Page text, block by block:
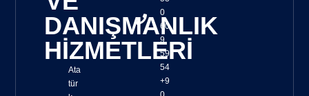
DANIŞMANLIK
HİZMETLERİ
Ata
tür
0
60
9
59
54
+9